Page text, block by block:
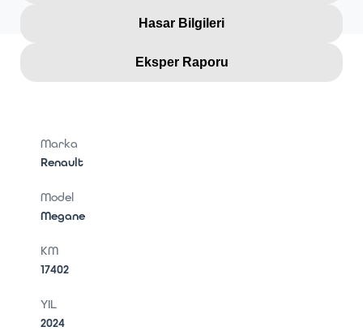
Hasar Bilgileri
Eksper Raporu
Marka
Renault
Model
Megane
KM
17402
YIL
2024